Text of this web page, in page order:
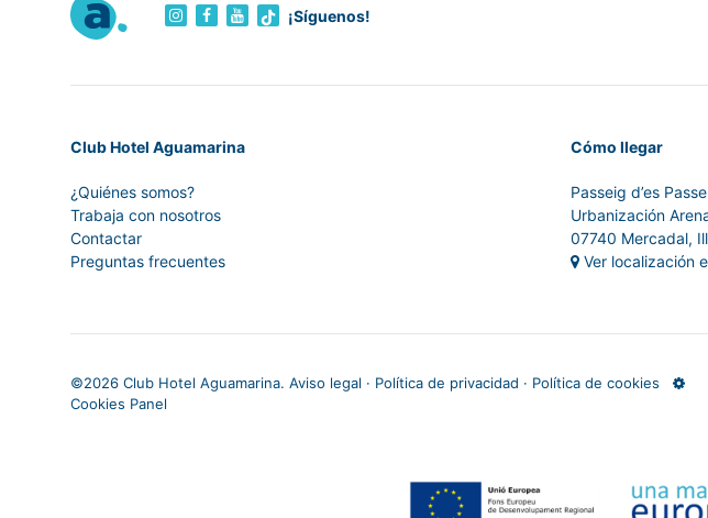
¡Síguenos!
Club Hotel Aguamarina
¿Quiénes somos?
Trabaja con nosotros
Contactar
Preguntas frecuentes
Cómo llegar
Passeig d’es
Urbanización
07740 Mercadal,
Ver localización
©2026 Club Hotel Aguamarina. Aviso legal · Política de privacidad · Política de cookies
Cookies Panel